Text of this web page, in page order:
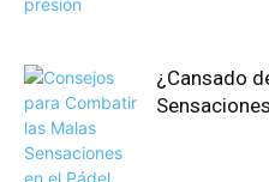
¿Cansado